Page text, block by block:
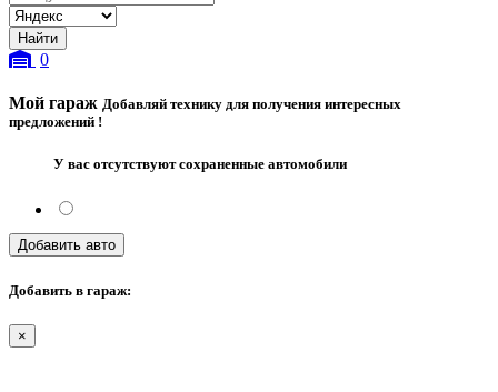
0
Мой гараж Добавляй технику для получения интересных
предложений !
У вас отсутствуют сохраненные автомобили
Добавить авто
Добавить в гараж:
×